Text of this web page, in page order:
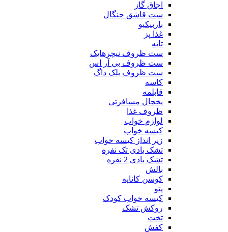
اجاق گاز
ست قاشق چنگال
باربیکیو
غذا پز
تابه
ست ظروف نیچرهایک
ست ظروف بی آر اس
ست ظروف بلک داگ
کاسه
قابلمه
یخچال مسافرتی
ظروف غذا
لوازم خواب
کیسه خواب
زیر انداز کیسه خواب
تشک بادی تک نفره
تشک بادی 2 نفره
بالش
کوسن کاناپه
پتو
کیسه خواب کودک
روکش تشک
تخت
کفش